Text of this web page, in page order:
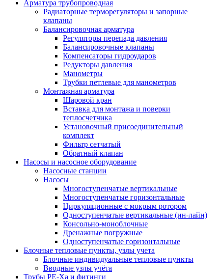
Арматура трубопроводная
Радиаторные терморегуляторы и запорные
клапаны
Балансировочная арматура
Регуляторы перепада давления
Балансировочные клапаны
Компенсаторы гидроударов
Редукторы давления
Манометры
Трубки петлевые для манометров
Монтажная арматура
Шаровой кран
Вставка для монтажа и поверки
теплосчетчика
Установочный присоединительный
комплект
Фильтр сетчатый
Обратный клапан
Насосы и насосное оборудование
Насосные станции
Насосы
Многоступенчатые вертикальные
Многоступенчатые горизонтальные
Циркуляционные с мокрым ротором
Одноступенчатые вертикальные (ин-лайн)
Консольно-моноблочные
Дренажные погружные
Одноступенчатые горизонтальные
Блочные тепловые пункты, узлы учета
Блочные индивидуальные тепловые пункты
Вводные узлы учёта
Трубы РЕ-Ха и фитинги